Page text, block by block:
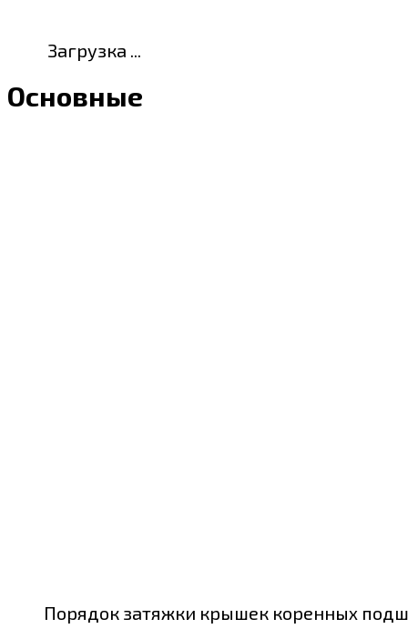
Загрузка ...
Основные
Порядок затяжки крышек коренных